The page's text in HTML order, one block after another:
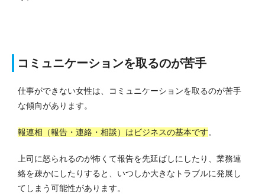
コミュニケーションを取るのが苦手
仕事ができない女性は、コミュニケーションを取るのが苦手
な傾向があります。
報連相（報告・連絡・相談）はビジネスの基本です。
上司に怒られるのが怖くて報告を先延ばしにしたり、業務連
絡を疎かにしたりすると、いつしか大きなトラブルに発展し
てしまう可能性があります。